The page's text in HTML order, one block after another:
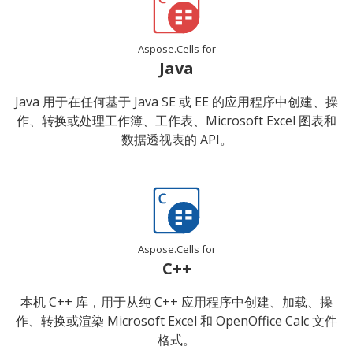
Aspose.Cells for
Java
Java 用于在任何基于 Java SE 或 EE 的应用程序中创建、操
作、转换或处理工作簿、工作表、Microsoft Excel 图表和
数据透视表的 API。
Aspose.Cells for
C++
本机 C++ 库，用于从纯 C++ 应用程序中创建、加载、操
作、转换或渲染 Microsoft Excel 和 OpenOffice Calc 文件
格式。